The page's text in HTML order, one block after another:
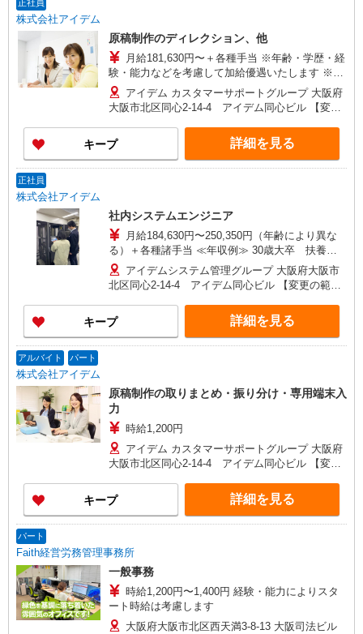
正社員
株式会社アイデム
原稿制作のディレクション、他
月給181,630円〜＋各種手当 ※年齢・学歴・経
験・能力などを考慮して加給優遇いたします ※住
宅手当・家族手当・残業手当別途支給 ★昇給年1
回、賞与年2回支給
アイデム カスタマーサポートグループ 大阪府
大阪市北区同心2-14-4 アイデム同心ビル 【変更
トという部署名ですが、操作方法など技術的な
問い合わせを受けて対応する部署ではありませ
ん。
キープ 詳細を見る
正社員
株式会社アイデム
社内システムエンジニア
月給184,630円〜250,350円（年齢により異な
る）＋各種諸手当 ≪年収例≫ 30歳大卒 扶養家
族 妻、子供１人 ※月残業20時間の場合
4,138,730円+交通費 （月給214,350円×12ヵ月＋残
業手当（月20時間）+諸手当+賞与） 35歳大卒
主任 扶養家族 妻 子供１人 ※月残業20時間
の場合 5,180,000円＋交通費 （月給276,350円×12
ヵ月＋残業手当（月20時間）+諸手当+賞与）
アイデムシステム管理グループ 大阪府大阪市
北区同心2-14-4 アイデム同心ビル 【変更の範
キープ 詳細を見る
アルバイト パート
株式会社アイデム
原稿制作の取りまとめ・振り分け・専用端末入
力
時給1,200円
アイデム カスタマーサポートグループ 大阪府
大阪市北区同心2-14-4 アイデム同心ビル 【変更
トという部署名ですが、操作方法など技術的な
問い合わせを受けて対応する部署ではありませ
ん。
キープ 詳細を見る
パート
Faith経営労務管理事務所
一般事務
時給1,200円〜1,400円 経験・能力によりスタ
ート時給は考慮します
大阪府大阪市北区西天満3-8-13 大阪司法ビル